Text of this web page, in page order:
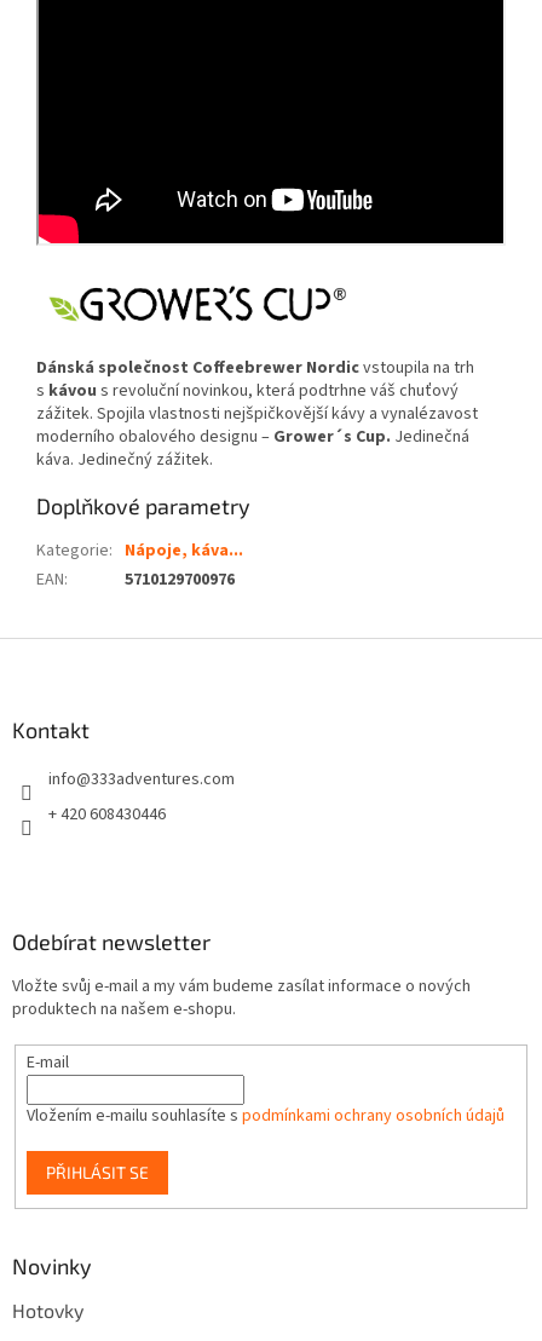
Dánská společnost Coffeebrewer Nordicvstoupila na trh
s kávou s revoluční novinkou, která podtrhne váš chuťový
zážitek. Spojila vlastnosti nejšpičkovější kávy a vynalézavost
moderního obalového designu – Grower´s Cup. Jedinečná
káva. Jedinečný zážitek.
Doplňkové parametry
Kategorie: Nápoje, káva...
EAN: 5710129700976
Kontakt
info@333adventures.com
+ 420 608430446
Odebírat newsletter
Vložte svůj e-mail a my vám budeme zasílat informace o nových
produktech na našem e-shopu.
E-mail
Vložením e-mailu souhlasíte s podmínkami ochrany osobních údajů
PŘIHLÁSIT SE
Novinky
Hotovky